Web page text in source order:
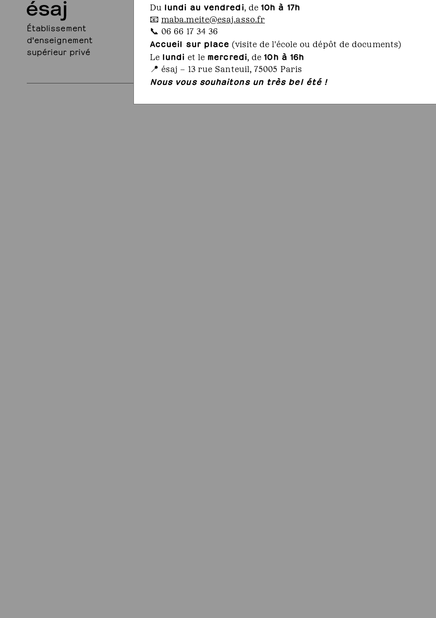
Du lundi au vendredi, de10h à 17h
📧 maba.meite@esaj.asso.fr
📞 06 66 17 34 36
Accueil sur place (visite de l'école ou dépôt de documents)
Le lundi et le mercredi, de10h à 16h
📍 ésaj – 13 rue Santeuil, 75005 Paris
Nous vous souhaitons un très bel été !
Établissement
d'enseignement
supérieur privé
13, rue Santeuil
75005 Paris
+33 1 43 71 28 53
contact@esaj.asso.fr
Contact
Crédits et mentions légales